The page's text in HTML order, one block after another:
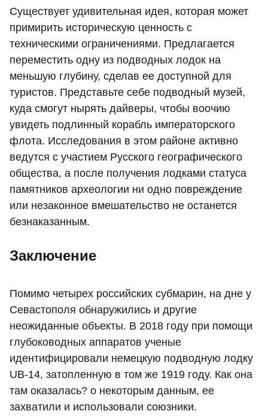
Существует удивительная идея, которая может
примирить историческую ценность с
техническими ограничениями. Предлагается
переместить одну из подводных лодок на
меньшую глубину, сделав ее доступной для
туристов. Представьте себе подводный музей,
куда смогут нырять дайверы, чтобы воочию
увидеть подлинный корабль императорского
флота. Исследования в этом районе активно
ведутся с участием Русского географического
общества, а после получения лодками статуса
памятников археологии ни одно повреждение
или незаконное вмешательство не останется
безнаказанным.
Заключение
Помимо четырех российских субмарин, на дне у
Севастополя обнаружились и другие
неожиданные объекты. В 2018 году при помощи
глубоководных аппаратов ученые
идентифицировали немецкую подводную лодку
UB-14, затопленную в том же 1919 году. Как она
там оказалась? о некоторым данным, ее
захватили и использовали союзники.